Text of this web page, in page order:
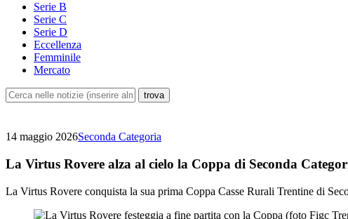
Serie B
Serie C
Serie D
Eccellenza
Femminile
Mercato
14 maggio 2026Seconda Categoria
La Virtus Rovere alza al cielo la Coppa di Seconda
La Virtus Rovere conquista la sua prima Coppa Casse Rurali Trentine di